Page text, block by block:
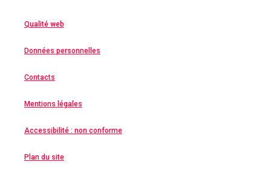
Qualité web
Données personnelles
Contacts
Mentions légales
Accessibilité : non conforme
Plan du site